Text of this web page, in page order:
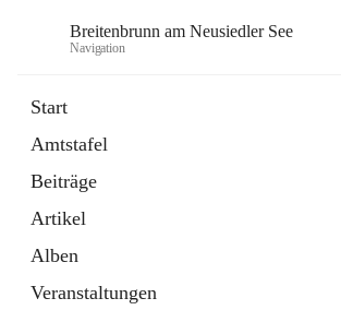
Breitenbrunn am Neusiedler See
Navigation
Start
Amtstafel
Beiträge
Artikel
Alben
Veranstaltungen
18 Schnellzugriffe
Gemeindeservice